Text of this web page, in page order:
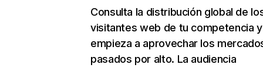
Consulta la distribución global de
visitantes web de tu competencia y
empieza a aprovechar los
pasados por alto. La audiencia